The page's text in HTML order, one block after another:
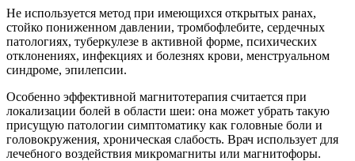
Не используется метод при имеющихся открытых ранах,
стойко пониженном давлении, тромбофлебите, сердечных
патологиях, туберкулезе в активной форме, психических
отклонениях, инфекциях и болезнях крови, менструальном
синдроме, эпилепсии.
Особенно эффективной магнитотерапия считается при
локализации болей в области шеи: она может убрать такую
присущую патологии симптоматику как головные боли и
головокружения, хроническая слабость. Врач использует для
лечебного воздействия микромагниты или магнитофоры.